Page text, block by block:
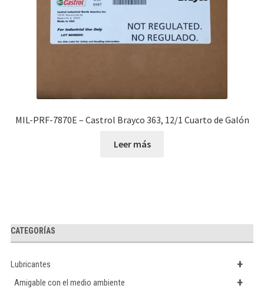
MIL-PRF-7870E – Castrol Brayco 363, 12/1 Cuarto de Galón
Leer más
CATEGORÍAS
+
Lubricantes
+
Amigable con el medio ambiente